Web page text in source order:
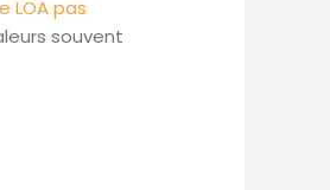
LOA pas
souvent